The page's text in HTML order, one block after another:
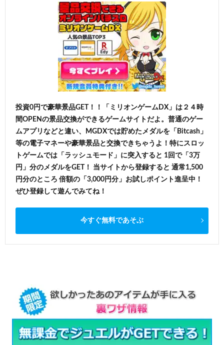
投資0円で豪華景品GET！！「ミリオンゲームDX」は２４時
間OPENの景品交換ができるゲームサイトだよ。普通のゲー
ムアプリなどと違い、MGDXでは貯めたメダルを「Bitcash」
等の電子マネーや豪華景品と交換できちゃうよ！特にスロッ
トゲームでは「ラッシュモード」に突入すると 1回で「3万
円」分のメダルをGET！ 当サイトから登録すると 通常1,500
円分のところ 倍額の「3,000円分」お試しポイント進呈中！
ぜひ登録して遊んでみてね！
今すぐ無料であそぶ